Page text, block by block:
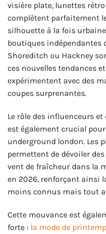
visière plate, lunettes
complètent parfaitement
silhouette à la fois
boutiques indépendantes
Shoreditch ou Hackney
ces nouvelles tendances
expérimentent avec des
coupes surprenantes.
Le rôle des influenceurs
est également crucial
underground london. Les
permettent de dévoiler
vent de fraîcheur dans la
en 2026, renforçant ainsi
moins connus mais tout
Cette mouvance est
forte : la mode de